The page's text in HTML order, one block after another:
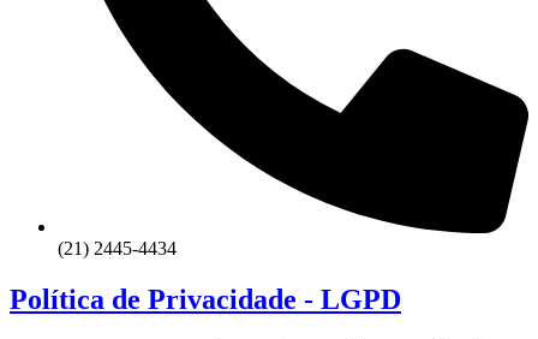
(21) 2445-4434
Política de Privacidade - LGPD